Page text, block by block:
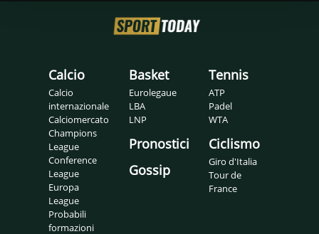
Calcio
Calcio
internazionale
Calciomercato
Champions
League
Conference
League
Europa
League
Probabili
formazioni
Basket
Eurolegaue
LBA
LNP
Pronostici
Gossip
Tennis
ATP
Padel
WTA
Ciclismo
Giro d'Italia
Tour de
France